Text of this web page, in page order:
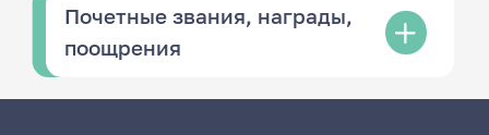
Почетные звания, награды,
поощрения